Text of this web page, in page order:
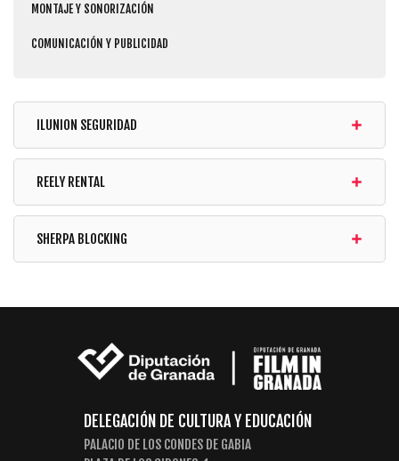
MONTAJE Y SONORIZACIÓN
COMUNICACIÓN Y PUBLICIDAD
ILUNION SEGURIDAD
REELY RENTAL
SHERPA BLOCKING
DELEGACIÓN DE CULTURA Y EDUCACIÓN
PALACIO DE LOS CONDES DE GABIA